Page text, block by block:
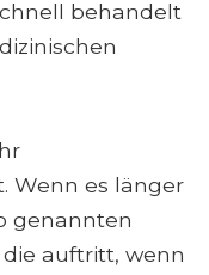
behandelt
Wenn es länger
genannten
auftritt, wenn